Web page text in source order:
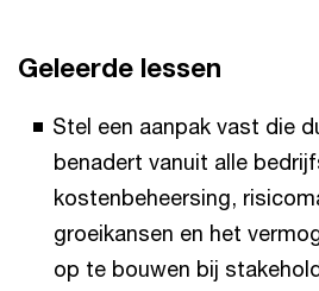
Geleerde lessen
Stel een aanpak vast die
benadert vanuit alle
kostenbeheersing,
groeikansen en het
op te bouwen bij